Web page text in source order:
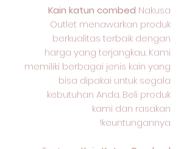
Kain katun combed Nakusa
Outlet menawarkan produk
berkualitas terbaik dengan
harga yang terjangkau. Kami
memiliki berbagai jenis kain yang
bisa dipakai untuk segala
kebutuhan Anda. Beli produk
kami dan rasakan
keuntungannya!